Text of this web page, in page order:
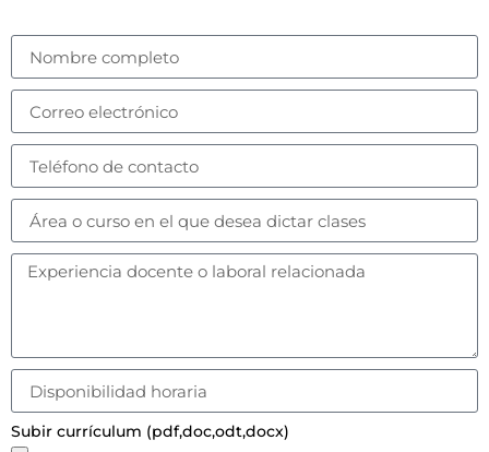
Subir currículum (pdf,doc,odt,docx)